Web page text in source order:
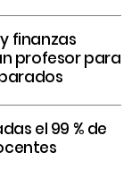
finanzas
profesor para
el 99 % de